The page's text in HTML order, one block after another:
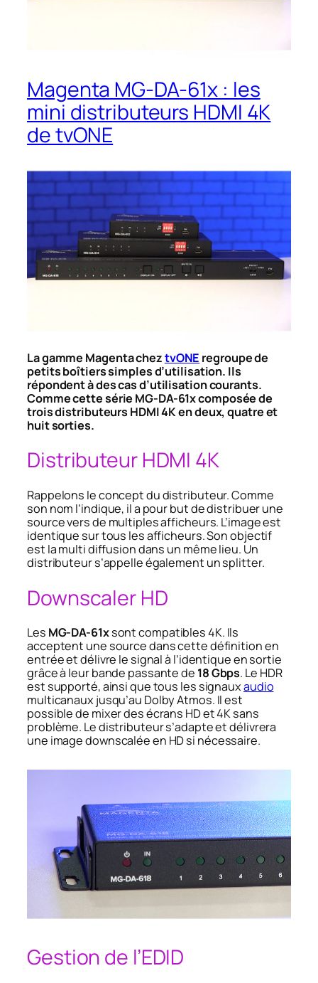
Magenta MG-DA-61x : les
mini distributeurs HDMI 4K
de tvONE
La gamme Magenta cheztvONE regroupe de
petits boîtiers simples d’utilisation. Ils
répondent à des cas d’utilisation courants.
Comme cette série MG-DA-61x composée de
trois distributeurs HDMI 4K en deux, quatre et
huit sorties.
Distributeur HDMI 4K
Rappelons le concept du distributeur. Comme
son nom l’indique, il a pour but de distribuer une
source vers de multiples afficheurs. L’image est
identique sur tous les afficheurs. Son objectif
est la multi diffusion dans un même lieu. Un
distributeur s’appelle également un splitter.
Downscaler HD
Les MG-DA-61xsont compatibles 4K. Ils
acceptent une source dans cette définition en
entrée et délivre le signal à l’identique en sortie
grâce à leur bande passante de 18 Gbps. Le HDR
est supporté, ainsi que tous les signauxaudio
multicanaux jusqu’au Dolby Atmos. Il est
possible de mixer des écrans HD et 4K sans
problème. Le distributeur s’adapte et délivrera
une image downscalée en HD si nécessaire.
Gestion de l’EDID